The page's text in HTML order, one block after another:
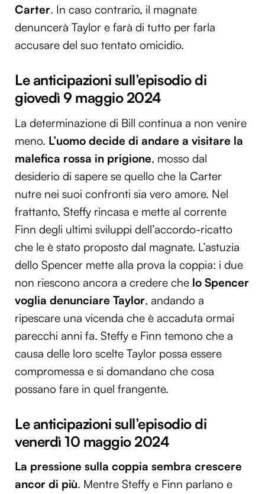
Carter. In caso contrario, il magnate
denuncerà Taylor e farà di tutto per farla
accusare del suo tentato omicidio.
Le anticipazioni sull’episodio di
giovedì 9 maggio 2024
La determinazione di Bill continua a non venire
meno. L’uomo decide di andare a visitare la
malefica rossa in prigione, mosso dal
desiderio di sapere se quello che la Carter
nutre nei suoi confronti sia vero amore. Nel
frattanto, Steffy rincasa e mette al corrente
Finn degli ultimi sviluppi dell’accordo-ricatto
che le è stato proposto dal magnate. L’astuzia
dello Spencer mette alla prova la coppia: i due
non riescono ancora a credere che lo Spencer
voglia denunciare Taylor, andando a
ripescare una vicenda che è accaduta ormai
parecchi anni fa. Steffy e Finn temono che a
causa delle loro scelte Taylor possa essere
compromessa e si domandano che cosa
possano fare in quel frangente.
Le anticipazioni sull’episodio di
venerdì 10 maggio 2024
La pressione sulla coppia sembra crescere
ancor di più. Mentre Steffy e Finn parlano e